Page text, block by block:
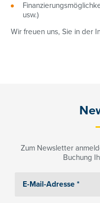
usw.)
Wir freuen uns, Sie in der
Zum Newsletter
Buchung